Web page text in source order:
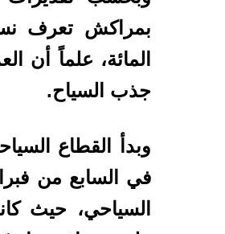
بمراكش تعرف
المائة، علماً أن
جذب السياح.
وبدأ القطاع
في السابع من